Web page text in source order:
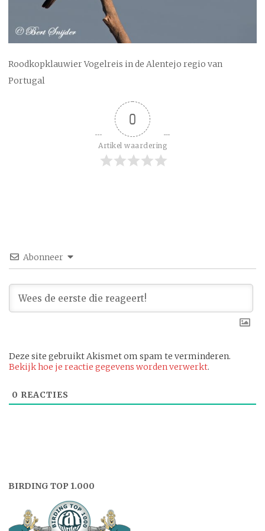
Roodkopklauwier Vogelreis in de Alentejo regio van
Portugal
0
Artikel waardering
Abonneer
Deze site gebruikt Akismet om spam te verminderen.
Bekijk hoe je reactie gegevens worden verwerkt.
0 REACTIES
BIRDING TOP 1.000